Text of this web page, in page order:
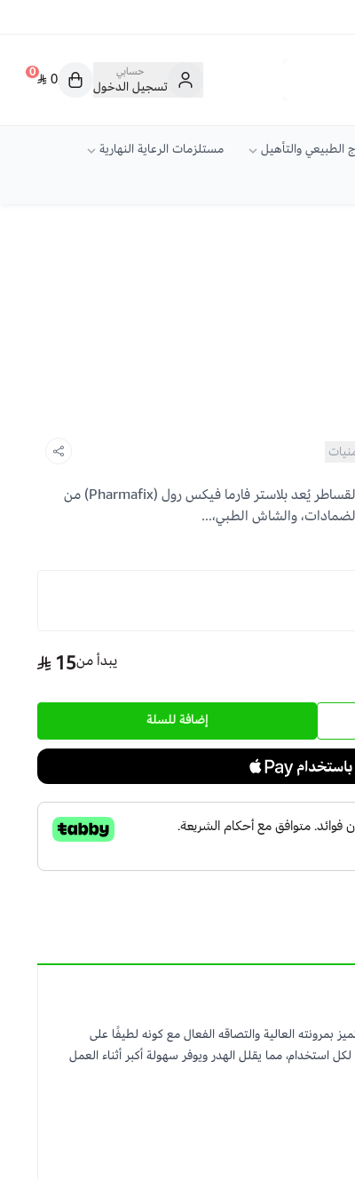
حسابي
تسجيل الدخول
0 0
الطبيعي والتأهيل
مستلزمات الرعاية النهارية
بلاستر فارما فيكس رول لتثبيت الضمادات والقساطر يُعد بلاستر فارما فيكس رول (Pharmafix) من
والشاش الطبي،...
يبدأ من15
إضافة للسلة
بمرونته العالية والتصاقه الفعال مع كونه لطيفًا على
استخدام، مما يقلل الهدر ويوفر سهولة أكبر أثناء العمل